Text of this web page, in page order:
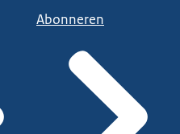
Abonneren